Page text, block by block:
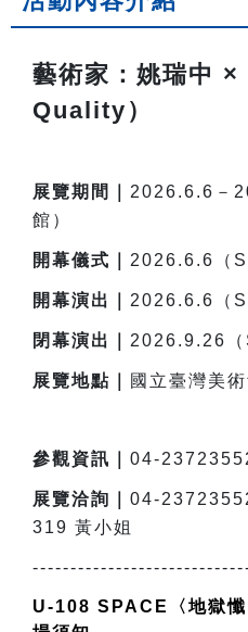
藝術家：姚瑞中
Quality）
展覽期間｜ 2026.6.6－
館）
開幕儀式｜ 2026.6.6（
開幕演出｜ 2026.6.6（
閉幕演出｜ 2026.9.26（
展覽地點｜ 國立臺灣美
參觀資訊｜ 04-
展覽洽詢｜ 04-
319 黃小姐
U-108 SPACE 〈地獄懺